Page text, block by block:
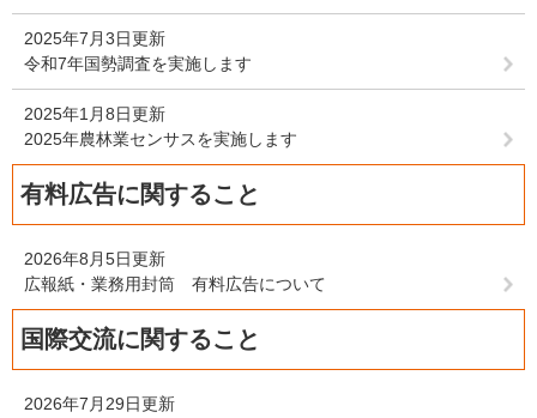
2025年7月3日更新
令和7年国勢調査を実施します
2025年1月8日更新
2025年農林業センサスを実施します
有料広告に関すること
2026年8月5日更新
広報紙・業務用封筒 有料広告について
国際交流に関すること
2026年7月29日更新